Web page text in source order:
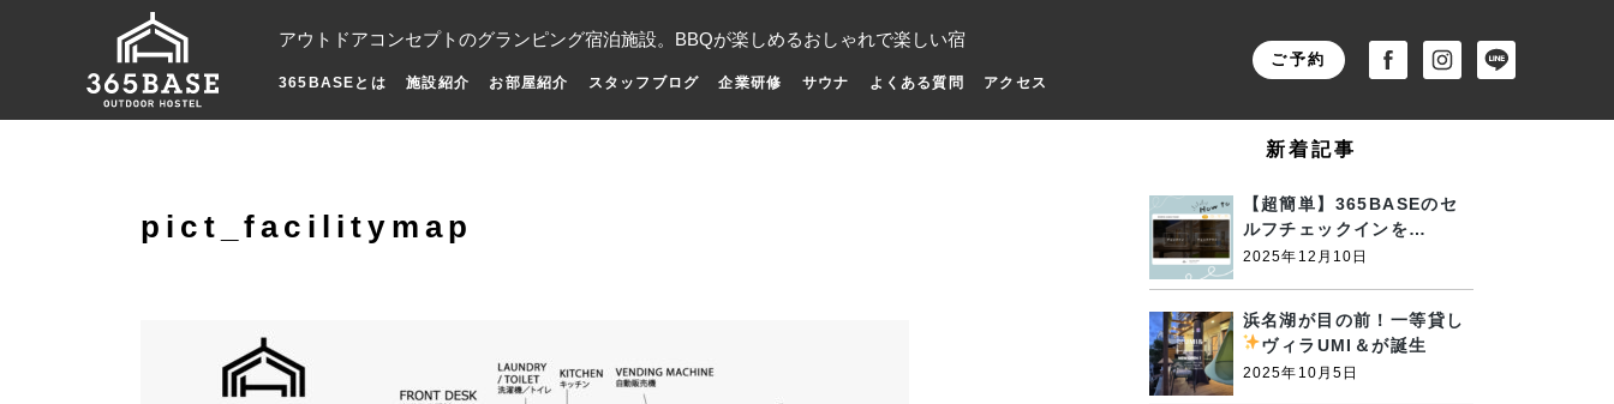
アウトドアコンセプトのグランピング宿泊施設。BBQが楽しめるおしゃれで楽しい宿
365BASEとは 施設紹介 お部屋紹介 スタッフブログ 企業研修 サウナ よくある質問 アクセス
ご予約
pict_facilitymap
新着記事
【超簡単】365BASEのセ
ルフチェックインを…
2025年12月10日
浜名湖が目の前！一等貸し
ヴィラUMI＆が誕生
2025年10月5日